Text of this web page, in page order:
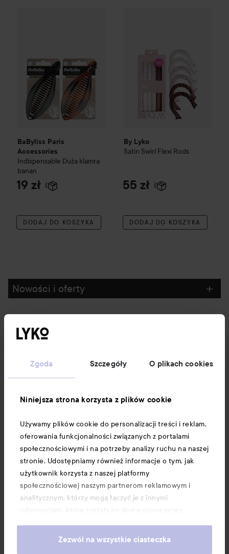
Zgoda Szczegóły O plikach cookies
Niniejsza strona korzysta z plików cookie
Używamy plików cookie do personalizacji treści i reklam,
oferowania funkcjonalności związanych z portalami
społecznościowymi i na potrzeby analizy ruchu na naszej
stronie. Udostępniamy również informacje o tym, jak
użytkownik korzysta z naszej platformy
społecznościowej naszym partnerom reklamowym i
analitycznym, którzy mogą łączyć je z innymi
informacjami, które zostały im dostarczone przez
usług. Użytkownik wyraża zgodę na używanie przez nas
plików cookie, poprzez kontynuację korzystania z naszej
Zezwól na wszystkie ciasteczka
BaByliss Paris
Accessories
Indispensable Duża klamra
banan
19 zł
DODAJ DO KOSZYKA
By Lyko
Satin Swirl Flexi Rods
55 zł
DODAJ DO KOSZYKA
Nowości i oferty
Obsługa klienta
Informacje
Download our app here